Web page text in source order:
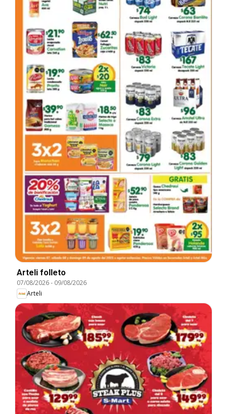
Arteli folleto
07/08/2026- 09/08/2026
Arteli